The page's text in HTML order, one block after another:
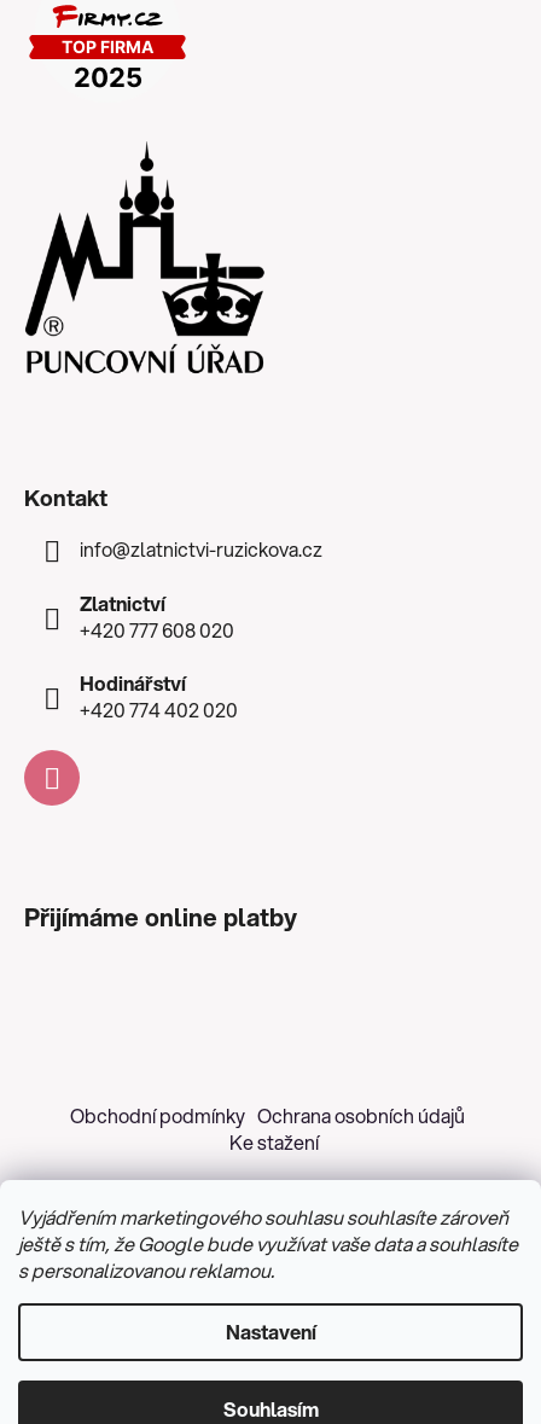
Vyjádřením marketingového souhlasu souhlasíte zároveň
ještě s tím, že Google bude využívat vaše data a souhlasíte
s personalizovanou reklamou.
Nastavení
Souhlasím
Kontakt
info@zlatnictvi-ruzickova.cz
Zlatnictví
+420 777 608 020
Hodinářství
+420 774 402 020
Přijímáme online platby
Obchodní podmínky Ochrana osobních údajů
Ke stažení
Vytvořil Shoptet&PekneWeby
Upravit nastavení cookies